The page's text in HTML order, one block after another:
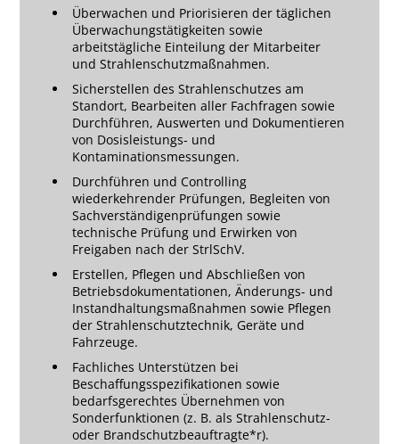
Überwachen und Priorisieren der täglichen
Überwachungstätigkeiten sowie
arbeitstägliche Einteilung der Mitarbeiter
und Strahlenschutzmaßnahmen.
Sicherstellen des Strahlenschutzes am
Standort, Bearbeiten aller Fachfragen sowie
Durchführen, Auswerten und Dokumentieren
von Dosisleistungs- und
Kontaminationsmessungen.
Durchführen und Controlling
wiederkehrender Prüfungen, Begleiten von
Sachverständigenprüfungen sowie
technische Prüfung und Erwirken von
Freigaben nach der StrlSchV.
Erstellen, Pflegen und Abschließen von
Betriebsdokumentationen, Änderungs- und
Instandhaltungsmaßnahmen sowie Pflegen
der Strahlenschutztechnik, Geräte und
Fahrzeuge.
Fachliches Unterstützen bei
Beschaffungsspezifikationen sowie
bedarfsgerechtes Übernehmen von
Sonderfunktionen (z. B. als Strahlenschutz-
oder Brandschutzbeauftragte*r).